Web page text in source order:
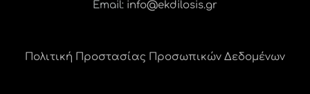
Email: info@ekdilosis.gr
Πολιτική Προστασίας Προσωπικών Δεδομένων